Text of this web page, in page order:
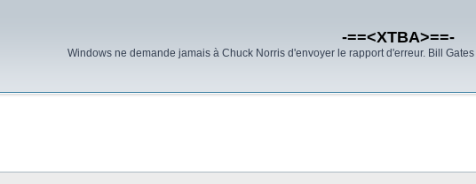
-==<XTBA>==-
Windows ne demande jamais à Chuck Norris d'envoyer le rapport d'erreur. Bill